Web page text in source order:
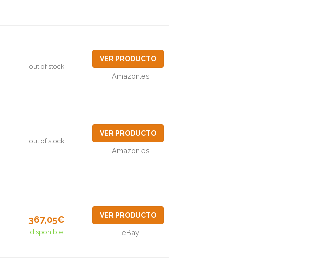
out of stock
VER PRODUCTO
Amazon.es
out of stock
VER PRODUCTO
Amazon.es
367,05€
disponible
VER PRODUCTO
eBay